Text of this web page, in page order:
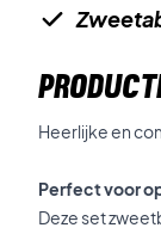
Heerlijke en
Perfect voor
Deze set